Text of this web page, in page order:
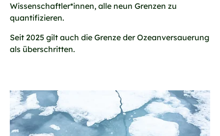
Wissenschaftler*innen, alle neun Grenzen zu
quantifizieren.
Seit 2025 gilt auch die Grenze der Ozeanversauerung
als überschritten.